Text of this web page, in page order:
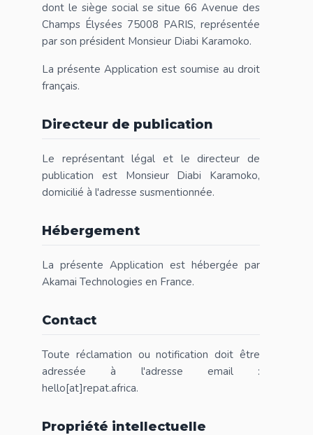
dont le siège social se situe 66 Avenue des
Champs Élysées 75008 PARIS, représentée
par son président Monsieur Diabi Karamoko.
La présente Application est soumise au droit
français.
Directeur de publication
Le représentant légal et le directeur de
publication est Monsieur Diabi Karamoko,
domicilié à l'adresse susmentionnée.
Hébergement
La présente Application est hébergée par
Akamai Technologies en France.
Contact
Toute réclamation ou notification doit être
adressée à l'adresse email :
hello[at]repat.africa.
Propriété intellectuelle